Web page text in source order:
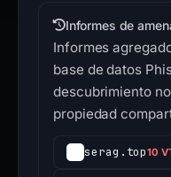
Informes de
Informes
base de datos
descubrimiento
propiedad
serag.top10